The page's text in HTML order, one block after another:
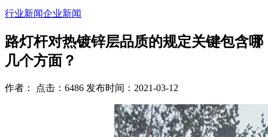
行业新闻企业新闻
路灯杆对热镀锌层品质的规定关键包含哪
几个方面？
作者： 点击：6486 发布时间：2021-03-12